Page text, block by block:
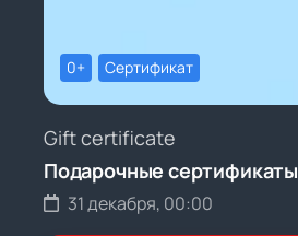
0+ Сертификат
Gift certificate
Подарочные сертификаты
31 декабря, 00:00